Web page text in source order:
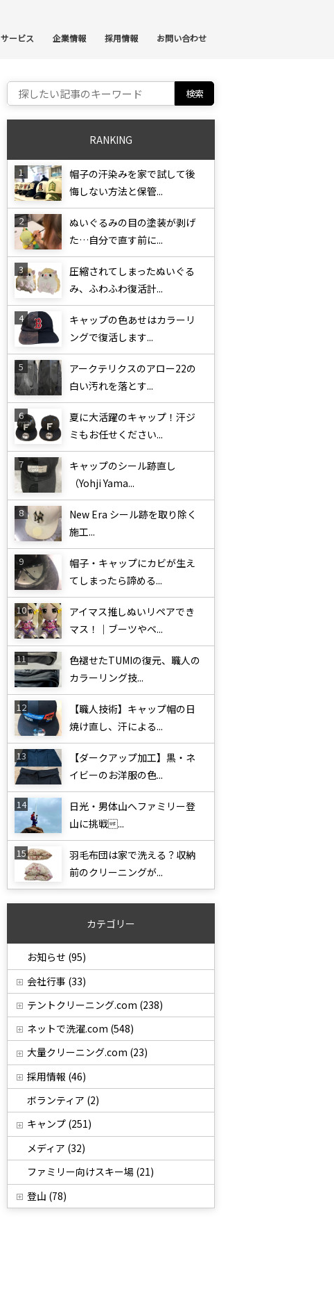
サービス 企業情報 採用情報 お問い合わせ
Search for:
RANKING
帽子の汗染みを家で試して後
悔しない方法と保管...
ぬいぐるみの目の塗装が剥げ
た…自分で直す前に...
圧縮されてしまったぬいぐる
み、ふわふわ復活計...
キャップの色あせはカラーリ
ングで復活します...
アークテリクスのアロー22の
白い汚れを落とす...
夏に大活躍のキャップ！汗ジ
ミもお任せください...
キャップのシール跡直し
（Yohji Yama...
New Era シール跡を取り除く
施工...
帽子・キャップにカビが生え
てしまったら諦める...
アイマス推しぬいリペアでき
マス！｜ブーツやベ...
色褪せたTUMIの復元、職人の
カラーリング技...
【職人技術】キャップ帽の日
焼け直し、汗による...
【ダークアップ加工】黒・ネ
イビーのお洋服の色...
日光・男体山へファミリー登
山に挑戦...
羽毛布団は家で洗える？収納
前のクリーニングが...
カテゴリー
お知らせ (95)
会社行事 (33)
テントクリーニング.com (238)
ネットで洗濯.com (548)
大量クリーニング.com (23)
採用情報 (46)
ボランティア (2)
キャンプ (251)
メディア (32)
ファミリー向けスキー場 (21)
登山 (78)